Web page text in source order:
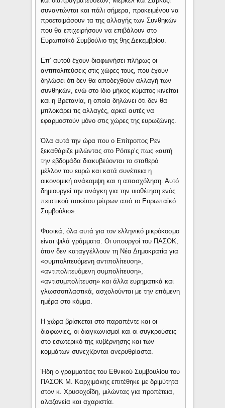
συναντώνται και πάλι σήμερα, προκειμένου να
προετοιμάσουν τα της αλλαγής των Συνθηκών
που θα επιχειρήσουν να επιβάλουν στο
Ευρωπαϊκό Συμβούλιο της 9ης Δεκεμβρίου.
Επ’ αυτού έχουν διαφωνήσει πλήρως οι
αντιπολιτεύσεις στις χώρες τους, που έχουν
δηλώσει ότι δεν θα αποδεχθούν αλλαγή των
συνθηκών, ενώ στο ίδιο μήκος κύματος κινείται
και η Βρετανία, η οποία δηλώνει ότι δεν θα
μπλοκάρει τις αλλαγές, αρκεί αυτές να
εφαρμοστούν μόνο στις χώρες της ευρωζώνης.
Όλα αυτά την ώρα που ο Επίτροπος Ρεν
ξεκαθάριζε μιλώντας στο Ρόιτερ’ς πως «αυτή
την εβδομάδα διακυβεύονται το σταθερό
μέλλον του ευρώ και κατά συνέπεια η
οικονομική ανάκαμψη και η απασχόληση. Αυτό
δημιουργεί την ανάγκη για την υιοθέτηση ενός
πειστικού πακέτου μέτρων από το Ευρωπαϊκό
Συμβούλιο».
Φυσικά, όλα αυτά για τον ελληνικό μικρόκοσμο
είναι ψιλά γράμματα. Οι υπουργοί του ΠΑΣΟΚ,
όταν δεν καταγγέλλουν τη Νέα Δημοκρατία για
«συμπολιτευόμενη αντιπολίτευση»,
«αντιπολιτευόμενη συμπολίτευση»,
«αντισυμπολίτευση» και άλλα ευρηματικά και
γλωσσοπλαστικά, ασχολούνται με την επόμενη
ημέρα στο κόμμα.
Η χώρα βρίσκεται στο παραπέντε και οι
διαφωνίες, οι διαγκωνισμοί και οι συγκρούσεις
στο εσωτερικό της κυβέρνησης και των
κομμάτων συνεχίζονται ανερυθρίαστα.
Ήδη ο γραμματέας του Εθνικού Συμβουλίου του
ΠΑΣΟΚ Μ. Καρχιμάκης επιτέθηκε με δριμύτητα
στον κ. Χρυσοχοΐδη, μιλώντας για προπέτεια,
αλαζονεία και αχαριστία.